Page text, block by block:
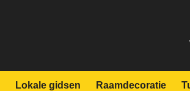
Lokale gidsen Raamdecoratie